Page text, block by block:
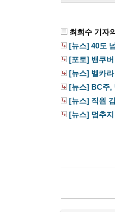
최희수 기자
[뉴스] 40도
[포토] 밴쿠버
[뉴스] 벨카라
[뉴스] BC주,
[뉴스] 직원
[뉴스] 멈추지